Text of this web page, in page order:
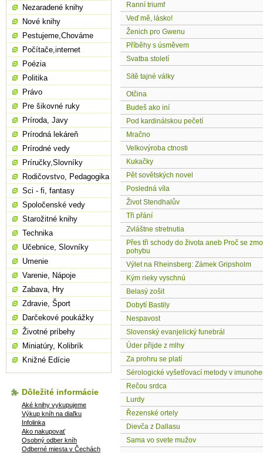
Ranní triumf
Veď mě, lásko!
Ženich pro Gwenu
Příběhy s úsměvem
Svatba století
Sítě tajné války
Otčina
Budeš ako iní
Pod kardinálskou pečetí
Mračno
Velkovýroba ctnosti
Kukačky
Pět sovětských novel
Posledná víla
Život Stendhalův
Tři přání
Zvláštne stretnutia
Přes tři schody do života aneb Proč se
pohybu
Výlet na Rheinsberg: Zámek Gripsholm
Kým rieky vyschnú
Belasý zošit
Dobytí Bastily
Nespavost
Slovenský evanjelický funebrál
Úder přijde z mlhy
Za prohru se platí
Sérologické vyšetřovací metody v
Rečou srdca
Lurdy
Řezenské ortely
Dievča z Dallasu
Sama vo svete mužov
Nezaradené knihy
Nové knihy
Pestujeme,Chováme
Počítače,internet
Poézia
Politika
Právo
Pre šikovné ruky
Príroda, Javy
Prírodná lekáreň
Prírodné vedy
Príručky,Slovníky
Rodičovstvo, Pedagogika
Sci - fi, fantasy
Spoločenské vedy
Starožitné knihy
Technika
Učebnice, Slovníky
Umenie
Varenie, Nápoje
Zabava, Hry
Zdravie, Šport
Darčekové poukážky
Životné príbehy
Miniatúry, Kolibrík
Knižné Edície
Dôležité informácie
Aké knihy vykupujeme
Výkup kníh na diaľku
Infolinka
Ako nakupovať
Osobný odber kníh
Odberné miesta v Čechách